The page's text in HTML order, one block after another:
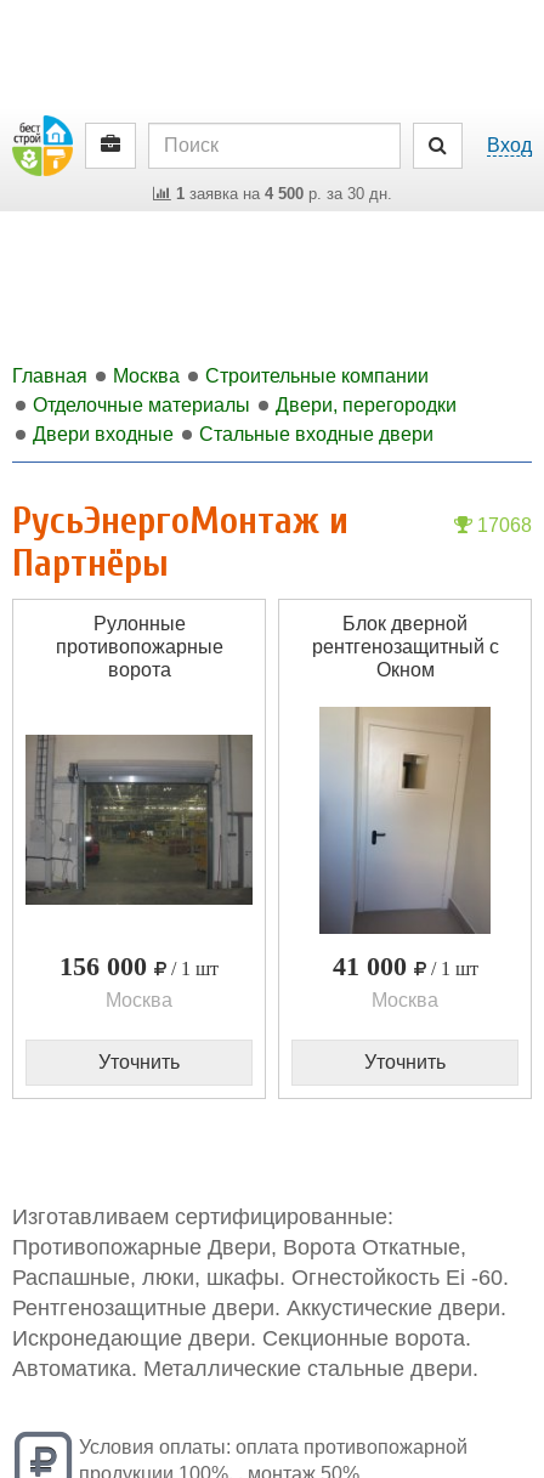
Вход
1заявка на 4 500р. за 30 дн.
Главная Москва
Строительные компании
Отделочные материалы
Двери, перегородки
Двери входные
Стальные входные двери
17068
РусьЭнергоМонтаж и
Партнёры
Рулонные
противопожарные
ворота
156 000
/ 1 шт
Москва
Уточнить
Блок дверной
рентгенозащитный c
Окном
41 000
/ 1 шт
Москва
Уточнить
Изготавливаем сертифицированные:
Противопожарные Двери, Ворота Откатные,
Распашные, люки, шкафы. Огнестойкость Ei -60.
Рентгенозащитные двери. Аккустические двери.
Искронедающие двери. Секционные ворота.
Автоматика. Металлические стальные двери.
Условия оплаты: оплата противопожарной
продукции 100%, , монтаж 50%